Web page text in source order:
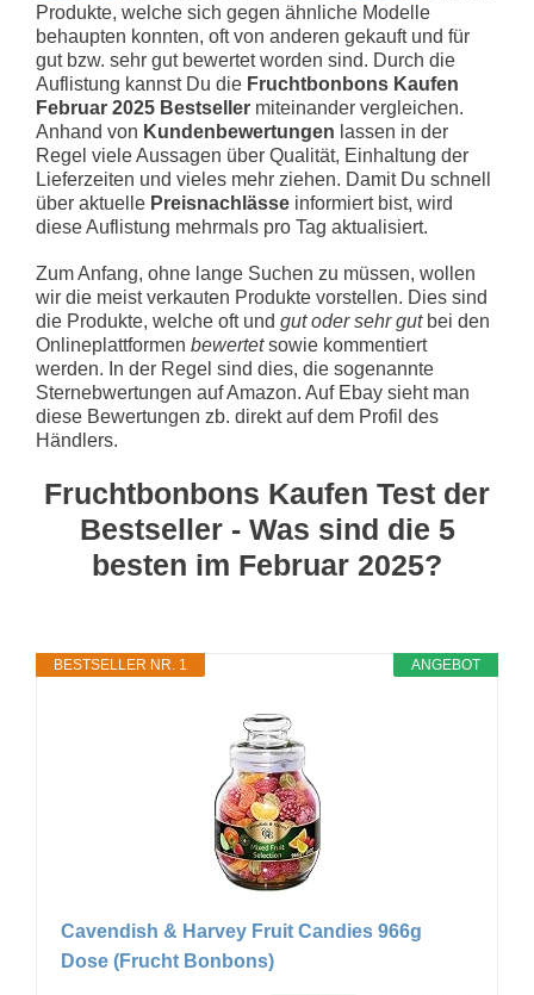
Produkte, welche sich gegen ähnliche Modelle
behaupten konnten, oft von anderen gekauft und für
gut bzw. sehr gut bewertet worden sind. Durch die
Auflistung kannst Du die Fruchtbonbons Kaufen
Februar 2025 Bestseller miteinander vergleichen.
Anhand von Kundenbewertungen lassen in der
Regel viele Aussagen über Qualität, Einhaltung der
Lieferzeiten und vieles mehr ziehen. Damit Du schnell
über aktuelle Preisnachlässe informiert bist, wird
diese Auflistung mehrmals pro Tag aktualisiert.
Zum Anfang, ohne lange Suchen zu müssen, wollen
wir die meist verkauten Produkte vorstellen. Dies sind
die Produkte, welche oft und gut oder sehr gutbei den
Onlineplattformen bewertetsowie kommentiert
werden. In der Regel sind dies, die sogenannte
Sternebwertungen auf Amazon. Auf Ebay sieht man
diese Bewertungen zb. direkt auf dem Profil des
Händlers.
Fruchtbonbons Kaufen Test der
Bestseller - Was sind die 5
besten im Februar 2025?
ANGEBOT
BESTSELLER NR. 1
Cavendish & Harvey Fruit Candies 966g
Dose (Frucht Bonbons)